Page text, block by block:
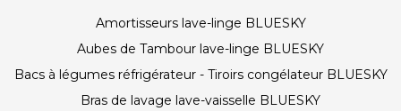
Amortisseurs lave-linge BLUESKY
Aubes de Tambour lave-linge BLUESKY
Bacs à légumes réfrigérateur - Tiroirs congélateur BLUESKY
Bras de lavage lave-vaisselle BLUESKY